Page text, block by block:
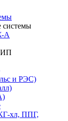
системы
А
и РЭС)
хл, ППГ,